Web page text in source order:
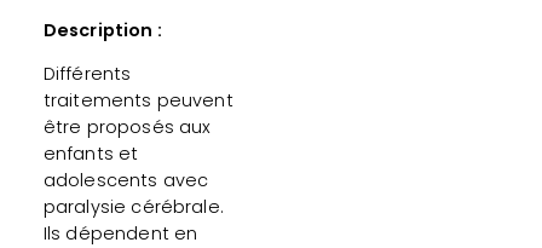
Description :
Différents
traitements peuvent
être proposés aux
enfants et
adolescents avec
paralysie cérébrale.
Ils dépendent en